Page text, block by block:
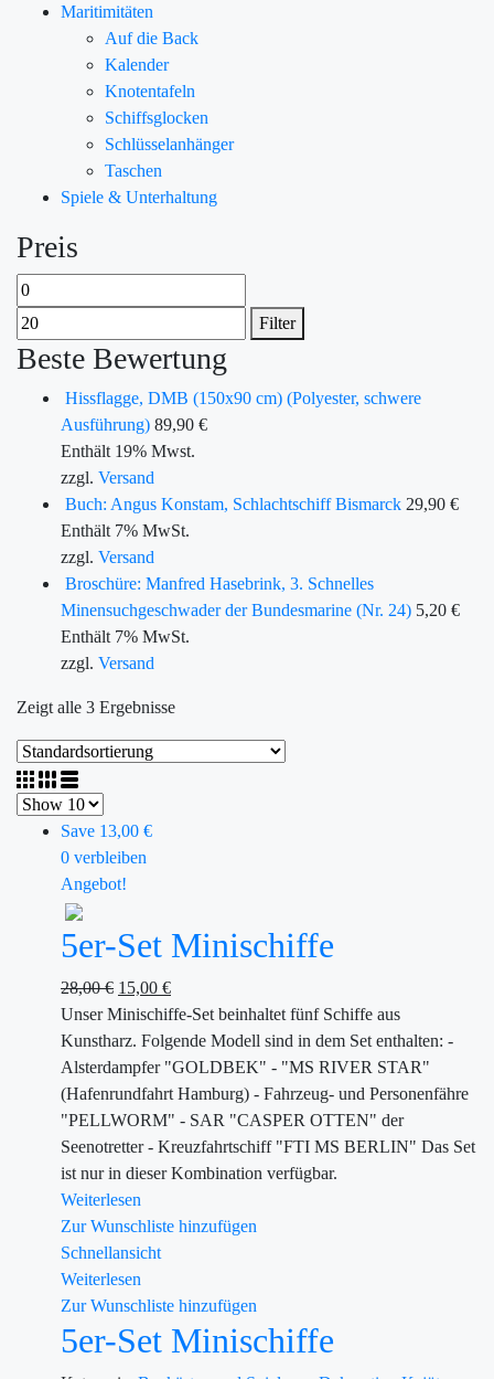
Maritimitäten
Auf die Back
Kalender
Knotentafeln
Schiffsglocken
Schlüsselanhänger
Taschen
Spiele & Unterhaltung
Preis
Filter
Beste Bewertung
Hissflagge, DMB (150x90 cm) (Polyester, schwere
Ausführung) 89,90 €
Enthält 19% Mwst.
zzgl. Versand
Buch: Angus Konstam, Schlachtschiff Bismarck 29,90 €
Enthält 7% MwSt.
zzgl. Versand
Broschüre: Manfred Hasebrink, 3. Schnelles
Minensuchgeschwader der Bundesmarine (Nr. 24) 5,20 €
Enthält 7% MwSt.
zzgl. Versand
Zeigt alle 3 Ergebnisse
Save 13,00 €
0 verbleiben
Angebot!
5er-Set Minischiffe
28,00€ 15,00 €
Unser Minischiffe-Set beinhaltet fünf Schiffe aus
Kunstharz. Folgende Modell sind in dem Set enthalten: -
Alsterdampfer "GOLDBEK" - "MS RIVER STAR"
(Hafenrundfahrt Hamburg) - Fahrzeug- und Personenfähre
"PELLWORM" - SAR "CASPER OTTEN" der
Seenotretter - Kreuzfahrtschiff "FTI MS BERLIN" Das Set
ist nur in dieser Kombination verfügbar.
Weiterlesen
Zur Wunschliste hinzufügen
Schnellansicht
Weiterlesen
Zur Wunschliste hinzufügen
5er-Set Minischiffe